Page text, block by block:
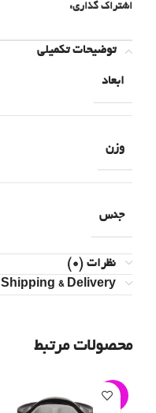
اشتراک گذاری:
توضیحات تکمیلی
ابعاد
وزن
جنس
نظرات (0)
Shipping & Delivery
محصولات مرتبط
-6%